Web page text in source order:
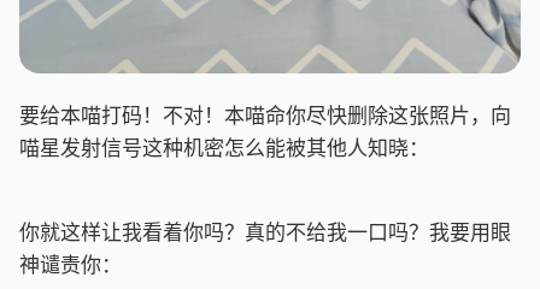
要给本喵打码！不对！本喵命你尽快删除这张照片，向
喵星发射信号这种机密怎么能被其他人知晓：
你就这样让我看着你吗？真的不给我一口吗？我要用眼
神谴责你：